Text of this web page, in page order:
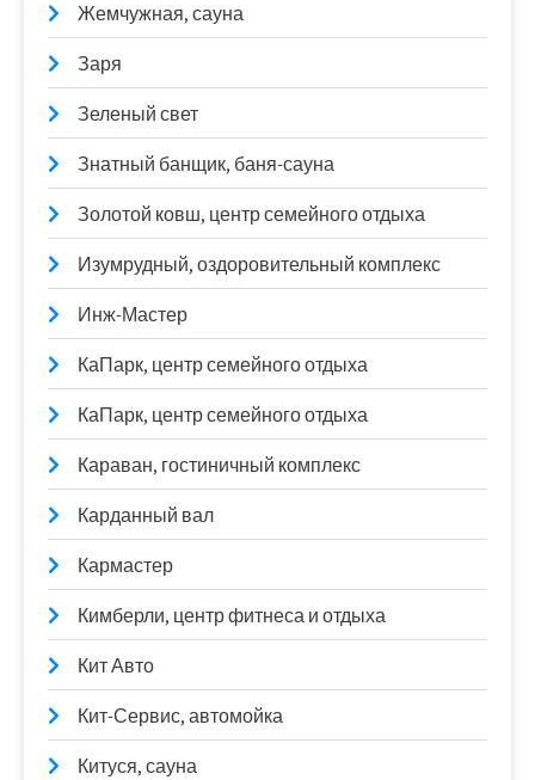
Жемчужная, сауна
Заря
Зеленый свет
Знатный банщик, баня-сауна
Золотой ковш, центр семейного отдыха
Изумрудный, оздоровительный комплекс
Инж-Мастер
КаПарк, центр семейного отдыха
КаПарк, центр семейного отдыха
Караван, гостиничный комплекс
Карданный вал
Кармастер
Кимберли, центр фитнеса и отдыха
Кит Авто
Кит-Сервис, автомойка
Китуся, сауна